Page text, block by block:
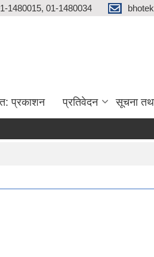
1480015, 01-1480034
प्रकाशन प्रतिवेदन सूचना
छ ।